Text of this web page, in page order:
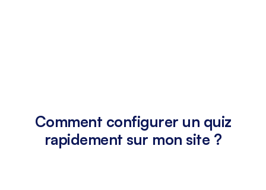
Comment configurer un quiz
rapidement sur mon site ?